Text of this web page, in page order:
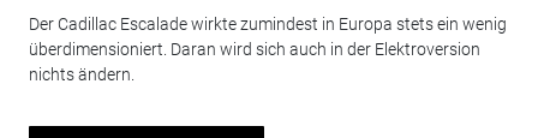
Der Cadillac Escalade wirkte zumindest in Europa stets ein wenig
überdimensioniert. Daran wird sich auch in der Elektroversion
nichts ändern.